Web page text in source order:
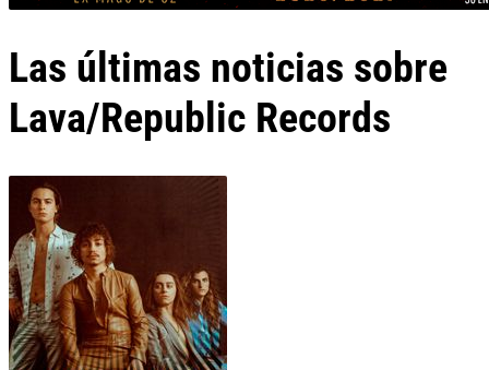
Las últimas noticias sobre
Lava/Republic Records